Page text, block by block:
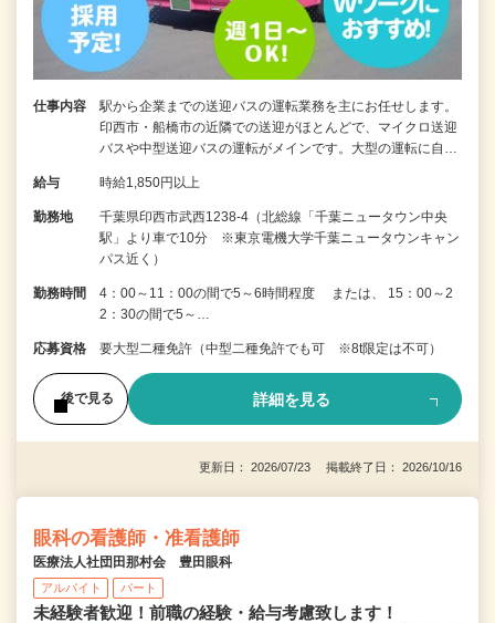
仕事内容
駅から企業までの送迎バスの運転業務を主にお任せします。
印西市・船橋市の近隣での送迎がほとんどで、マイクロ送迎
バスや中型送迎バスの運転がメインです。大型の運転に自…
給与 時給1,850円以上
勤務地
千葉県印西市武西1238-4（北総線「千葉ニュータウン中央
駅」より車で10分 ※東京電機大学千葉ニュータウンキャン
パス近く）
勤務時間
4：00～11：00の間で5～6時間程度 または、 15：00～2
2：30の間で5～…
応募資格 要大型二種免許（中型二種免許でも可 ※8t限定は不可）
後で見る 詳細を見る
更新日： 2026/07/23 掲載終了日： 2026/10/16
眼科の看護師・准看護師
医療法人社団田那村会 豊田眼科
アルバイト パート
未経験者歓迎！前職の経験・給与考慮致します！